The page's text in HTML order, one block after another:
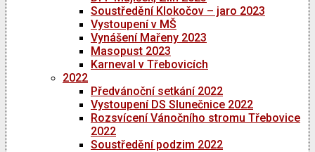
Soustředění Klokočov – jaro 2023
Vystoupení v MŠ
Vynášení Mařeny 2023
Masopust 2023
Karneval v Třebovicích
2022
Předvánoční setkání 2022
Vystoupení DS Slunečnice 2022
Rozsvícení Vánočního stromu Třebovice
2022
Soustředění podzim 2022